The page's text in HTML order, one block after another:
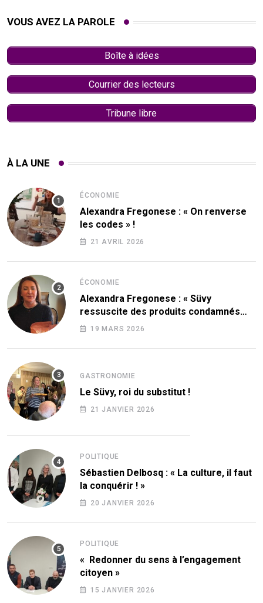
VOUS AVEZ LA PAROLE
Boîte à idées
Courrier des lecteurs
Tribune libre
À LA UNE
ÉCONOMIE
Alexandra Fregonese : « On renverse
les codes » !
21 AVRIL 2026
ÉCONOMIE
Alexandra Fregonese : « Süvy
ressuscite des produits condamnés
par le sucre ! »
19 MARS 2026
GASTRONOMIE
Le Süvy, roi du substitut !
21 JANVIER 2026
POLITIQUE
Sébastien Delbosq : « La culture, il faut
la conquérir ! »
20 JANVIER 2026
POLITIQUE
« Redonner du sens à l’engagement
citoyen »
15 JANVIER 2026